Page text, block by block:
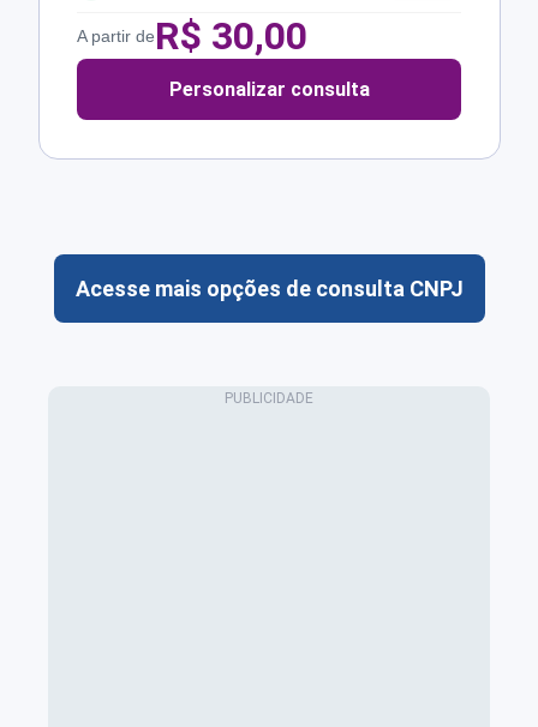
A partir deR$ 30,00
Personalizar consulta
Acesse mais opções de consulta CNPJ